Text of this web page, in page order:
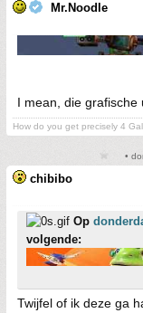
Mr.Noodle
I mean, die grafische
How do you get precisely 4
•
chibibo
Op
volgende:
Twijfel of ik deze ga